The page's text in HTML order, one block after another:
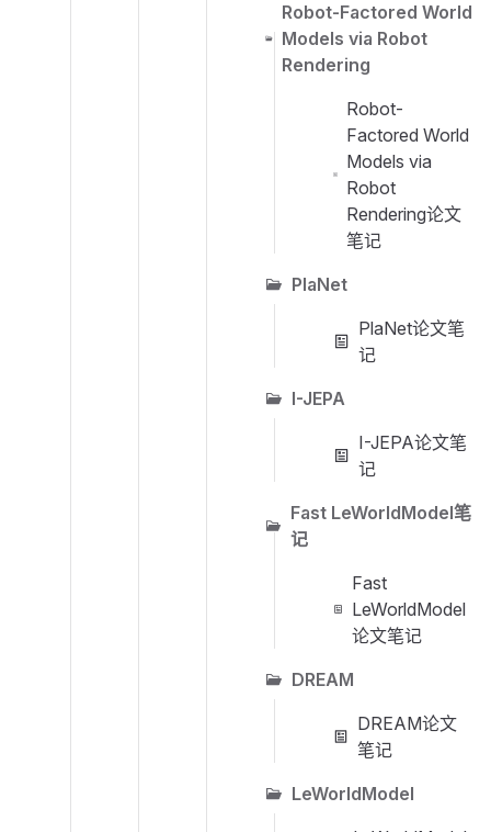
Robot-Factored World
Models via Robot
Rendering
Robot-
Factored World
Models via
Robot
Rendering论文
笔记
PlaNet
PlaNet论文笔
记
I-JEPA
I-JEPA论文笔
记
Fast LeWorldModel笔
记
Fast
LeWorldModel
论文笔记
DREAM
DREAM论文
笔记
LeWorldModel